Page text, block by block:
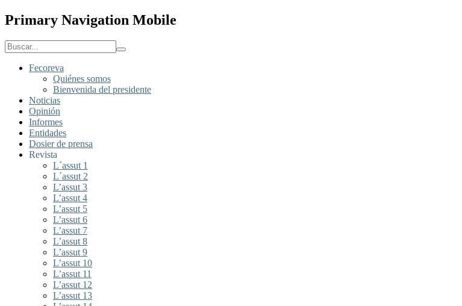
Primary Navigation Mobile
Fecoreva
Quiénes somos
Bienvenida del presidente
Noticias
Opinión
Informes
Entidades
Dosier de prensa
Revista
L´assut 1
L´assut 2
L’assut 3
L’assut 4
L’assut 5
L’assut 6
L’assut 7
L’assut 8
L’assut 9
L’assut 10
L’assut 11
L’assut 12
L’assut 13